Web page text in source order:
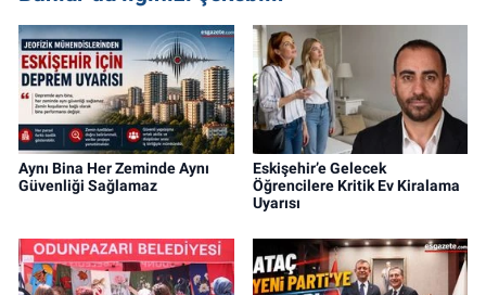
Aynı Bina Her Zeminde Aynı
Güvenliği Sağlamaz
Eskişehir’e Gelecek
Öğrencilere Kritik Ev Kiralama
Uyarısı